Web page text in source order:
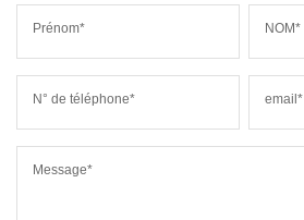
Prénom* NOM*
N° de téléphone* email*
Message*